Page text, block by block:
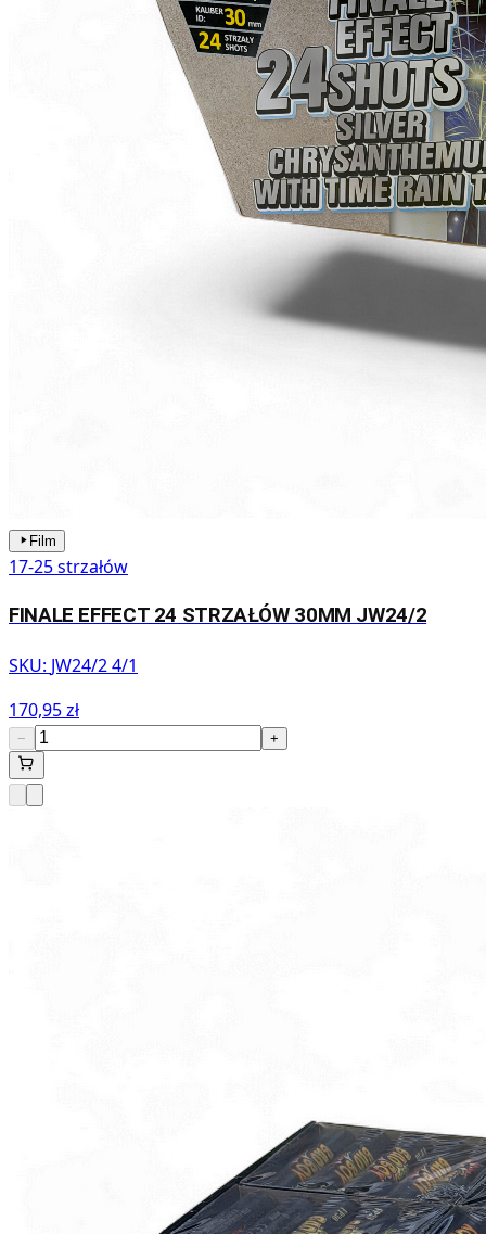
Film
17-25 strzałów
FINALE EFFECT 24 STRZAŁÓW 30MM JW24/2
SKU: JW24/2 4/1
170,95 zł
− +